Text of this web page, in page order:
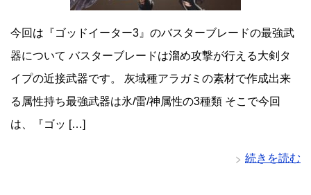
今回は『ゴッドイーター3』のバスターブレードの最強武
器について バスターブレードは溜め攻撃が行える大剣タ
イプの近接武器です。 灰域種アラガミの素材で作成出来
る属性持ち最強武器は氷/雷/神属性の3種類 そこで今回
は、『ゴッ […]
続きを読む